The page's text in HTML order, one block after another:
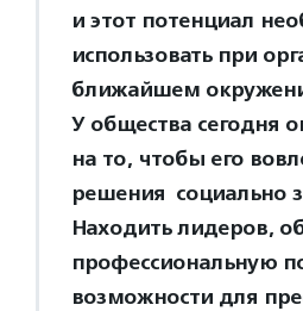
и этот потенциал
использовать при
ближайшем
У общества сегодня
на то, чтобы его
решения социально
Находить лидеров,
профессиональную
возможности для